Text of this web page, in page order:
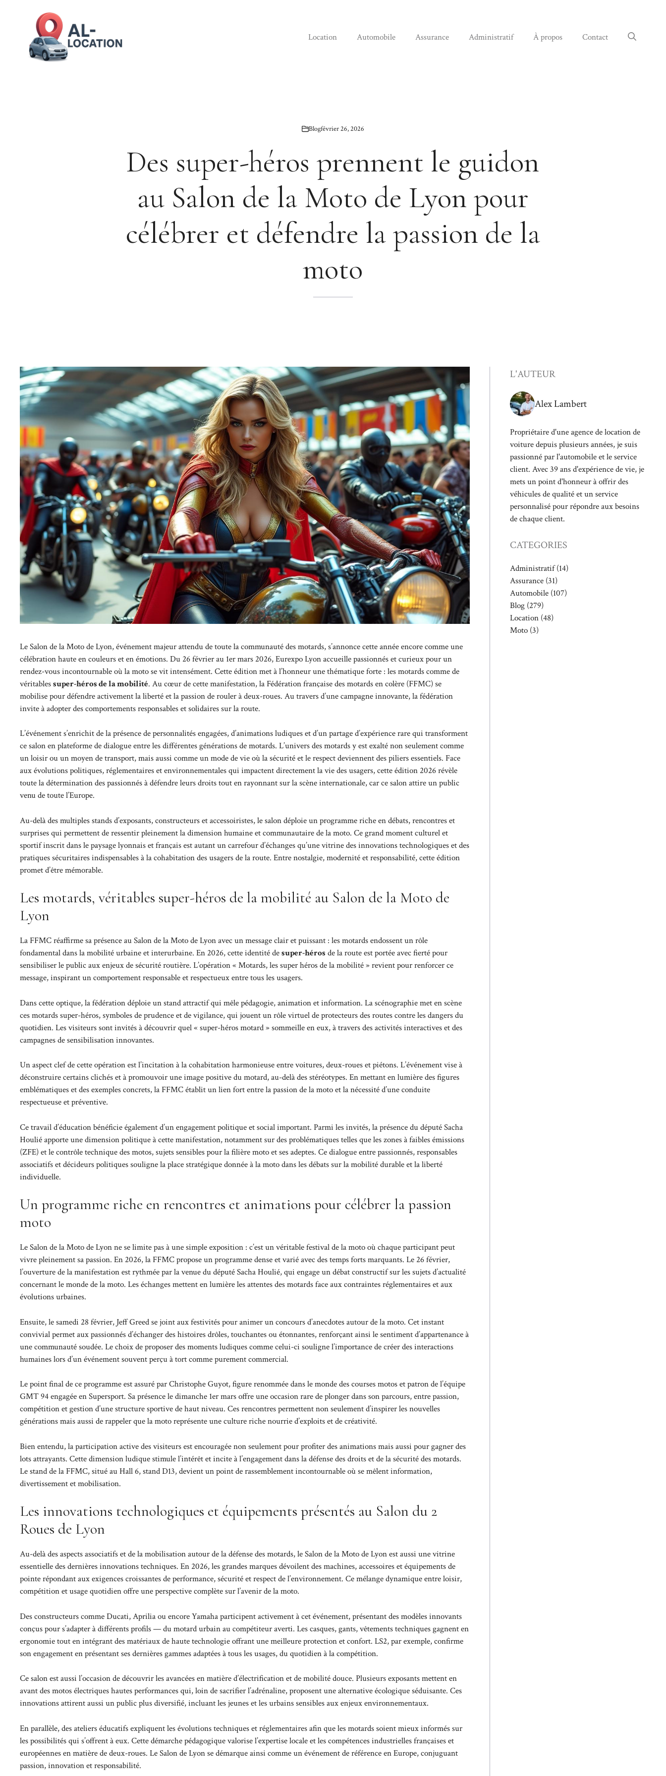
Location Automobile Assurance Administratif À propos Contact
Blogfévrier 26, 2026
Des super-héros prennent le guidon
au Salon de la Moto de Lyon pour
célébrer et défendre la passion de la
moto
Le Salon de la Moto de Lyon, événement majeur attendu de toute la communauté des motards, s’annonce cette année encore comme une
célébration haute en couleurs et en émotions. Du 26 février au 1er mars 2026, Eurexpo Lyon accueille passionnés et curieux pour un
rendez-vous incontournable où la moto se vit intensément. Cette édition met à l’honneur une thématique forte : les motards comme de
véritablessuper-héros de la mobilité. Au cœur de cette manifestation, la Fédération française des motards en colère (FFMC) se
mobilise pour défendre activement la liberté et la passion de rouler à deux-roues. Au travers d’une campagne innovante, la fédération
invite à adopter des comportements responsables et solidaires sur la route.
L’événement s’enrichit de la présence de personnalités engagées, d’animations ludiques et d’un partage d’expérience rare qui transforment
ce salon en plateforme de dialogue entre les différentes générations de motards. L’univers des motards y est exalté non seulement comme
un loisir ou un moyen de transport, mais aussi comme un mode de vie où la sécurité et le respect deviennent des piliers essentiels. Face
aux évolutions politiques, réglementaires et environnementales qui impactent directement la vie des usagers, cette édition 2026 révèle
toute la détermination des passionnés à défendre leurs droits tout en rayonnant sur la scène internationale, car ce salon attire un public
venu de toute l’Europe.
Au-delà des multiples stands d’exposants, constructeurs et accessoiristes, le salon déploie un programme riche en débats, rencontres et
surprises qui permettent de ressentir pleinement la dimension humaine et communautaire de la moto. Ce grand moment culturel et
sportif inscrit dans le paysage lyonnais et français est autant un carrefour d’échanges qu’une vitrine des innovations technologiques et des
pratiques sécuritaires indispensables à la cohabitation des usagers de la route. Entre nostalgie, modernité et responsabilité, cette édition
promet d’être mémorable.
Les motards, véritables super-héros de la mobilité au Salon de la Moto de
Lyon
La FFMC réaffirme sa présence au Salon de la Moto de Lyon avec un message clair et puissant : les motards endossent un rôle
fondamental dans la mobilité urbaine et interurbaine. En 2026, cette identité desuper-héros de la route est portée avec fierté pour
sensibiliser le public aux enjeux de sécurité routière. L’opération « Motards, les super héros de la mobilité » revient pour renforcer ce
message, inspirant un comportement responsable et respectueux entre tous les usagers.
Dans cette optique, la fédération déploie un stand attractif qui mêle pédagogie, animation et information. La scénographie met en scène
ces motards super-héros, symboles de prudence et de vigilance, qui jouent un rôle virtuel de protecteurs des routes contre les dangers du
quotidien. Les visiteurs sont invités à découvrir quel « super-héros motard » sommeille en eux, à travers des activités interactives et des
campagnes de sensibilisation innovantes.
Un aspect clef de cette opération est l’incitation à la cohabitation harmonieuse entre voitures, deux-roues et piétons. L’événement vise à
déconstruire certains clichés et à promouvoir une image positive du motard, au-delà des stéréotypes. En mettant en lumière des figures
emblématiques et des exemples concrets, la FFMC établit un lien fort entre la passion de la moto et la nécessité d’une conduite
respectueuse et préventive.
Ce travail d’éducation bénéficie également d’un engagement politique et social important. Parmi les invités, la présence du député Sacha
Houlié apporte une dimension politique à cette manifestation, notamment sur des problématiques telles que les zones à faibles émissions
(ZFE) et le contrôle technique des motos, sujets sensibles pour la filière moto et ses adeptes. Ce dialogue entre passionnés, responsables
associatifs et décideurs politiques souligne la place stratégique donnée à la moto dans les débats sur la mobilité durable et la liberté
individuelle.
Un programme riche en rencontres et animations pour célébrer la passion
moto
Le Salon de la Moto de Lyon ne se limite pas à une simple exposition : c’est un véritable festival de la moto où chaque participant peut
vivre pleinement sa passion. En 2026, la FFMC propose un programme dense et varié avec des temps forts marquants. Le 26 février,
l’ouverture de la manifestation est rythmée par la venue du député Sacha Houlié, qui engage un débat constructif sur les sujets d’actualité
concernant le monde de la moto. Les échanges mettent en lumière les attentes des motards face aux contraintes réglementaires et aux
évolutions urbaines.
Ensuite, le samedi 28 février, Jeff Greed se joint aux festivités pour animer un concours d’anecdotes autour de la moto. Cet instant
convivial permet aux passionnés d’échanger des histoires drôles, touchantes ou étonnantes, renforçant ainsi le sentiment d’appartenance à
une communauté soudée. Le choix de proposer des moments ludiques comme celui-ci souligne l’importance de créer des interactions
humaines lors d’un événement souvent perçu à tort comme purement commercial.
Le point final de ce programme est assuré par Christophe Guyot, figure renommée dans le monde des courses motos et patron de l’équipe
GMT 94 engagée en Supersport. Sa présence le dimanche 1er mars offre une occasion rare de plonger dans son parcours, entre passion,
compétition et gestion d’une structure sportive de haut niveau. Ces rencontres permettent non seulement d’inspirer les nouvelles
générations mais aussi de rappeler que la moto représente une culture riche nourrie d’exploits et de créativité.
Bien entendu, la participation active des visiteurs est encouragée non seulement pour profiter des animations mais aussi pour gagner des
lots attrayants. Cette dimension ludique stimule l’intérêt et incite à l’engagement dans la défense des droits et de la sécurité des motards.
Le stand de la FFMC, situé au Hall 6, stand D13, devient un point de rassemblement incontournable où se mêlent information,
divertissement et mobilisation.
Les innovations technologiques et équipements présentés au Salon du 2
Roues de Lyon
Au-delà des aspects associatifs et de la mobilisation autour de la défense des motards, le Salon de la Moto de Lyon est aussi une vitrine
essentielle des dernières innovations techniques. En 2026, les grandes marques dévoilent des machines, accessoires et équipements de
pointe répondant aux exigences croissantes de performance, sécurité et respect de l’environnement. Ce mélange dynamique entre loisir,
compétition et usage quotidien offre une perspective complète sur l’avenir de la moto.
Des constructeurs comme Ducati, Aprilia ou encore Yamaha participent activement à cet événement, présentant des modèles innovants
conçus pour s’adapter à différents profils — du motard urbain au compétiteur averti. Les casques, gants, vêtements techniques gagnent en
ergonomie tout en intégrant des matériaux de haute technologie offrant une meilleure protection et confort. LS2, par exemple, confirme
son engagement en présentant ses dernières gammes adaptées à tous les usages, du quotidien à la compétition.
Ce salon est aussi l’occasion de découvrir les avancées en matière d’électrification et de mobilité douce. Plusieurs exposants mettent en
avant des motos électriques hautes performances qui, loin de sacrifier l’adrénaline, proposent une alternative écologique séduisante. Ces
innovations attirent aussi un public plus diversifié, incluant les jeunes et les urbains sensibles aux enjeux environnementaux.
En parallèle, des ateliers éducatifs expliquent les évolutions techniques et réglementaires afin que les motards soient mieux informés sur
les possibilités qui s’offrent à eux. Cette démarche pédagogique valorise l’expertise locale et les compétences industrielles françaises et
européennes en matière de deux-roues. Le Salon de Lyon se démarque ainsi comme un événement de référence en Europe, conjuguant
passion, innovation et responsabilité.
L'AUTEUR
Alex Lambert
Propriétaire d'une agence de location de
voiture depuis plusieurs années, je suis
passionné par l'automobile et le service
client. Avec 39 ans d'expérience de vie, je
mets un point d'honneur à offrir des
véhicules de qualité et un service
personnalisé pour répondre aux besoins
de chaque client.
CATEGORIES
Administratif(14)
Assurance (31)
Automobile (107)
Blog (279)
Location (48)
Moto (3)